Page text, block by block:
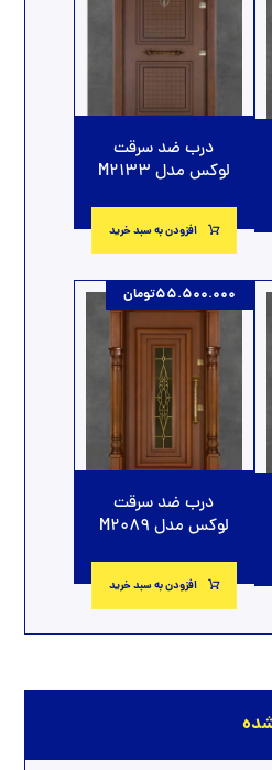
درب ضد سرقت
لوکس مدل M2133
افزودن به سبد خرید
درب ضد سرقت
لوکس مدل M2089
55.500.000تومان
افزودن به سبد خرید